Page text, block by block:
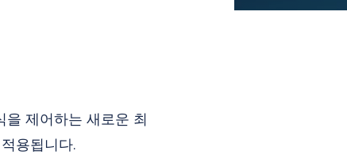
을 제어하는 새로운 최
용됩니다.